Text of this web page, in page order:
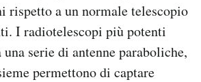
rispetto a un normale telescopio
I radiotelescopi più potenti
serie di antenne paraboliche,
permettono di captare